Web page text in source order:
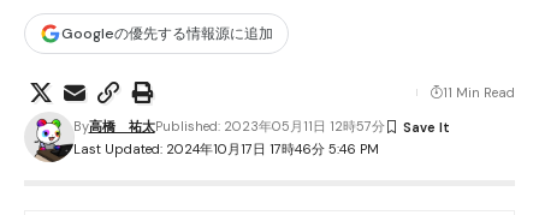
Googleの優先する情報源に追加
Last Updated: 2024年10月17日 17時46分 5:46 PM
By高橋 祐太Published: 2023年05月11日 12時57分
11 Min Read